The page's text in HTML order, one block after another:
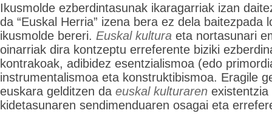
Ikusmolde ezberdintasunak ikaragarriak izan
da “Euskal Herria” izena bera ez dela baitezpada
ikusmolde bereri. Euskal kultura eta nortasunari
oinarriak dira kontzeptu erreferente biziki
kontrakoak, adibidez esentzialismoa (edo
instrumentalismoa eta konstruktibismoa. Eragile
euskara gelditzen da euskal kulturaren
kidetasunaren sendimenduaren osagai eta